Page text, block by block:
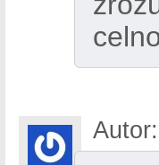
Autor: